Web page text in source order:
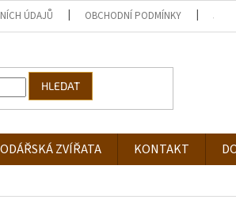
ÚDAJŮ OBCHODNÍ PODMÍNKY JAK
HLEDAT
ZVÍŘATA KONTAKT